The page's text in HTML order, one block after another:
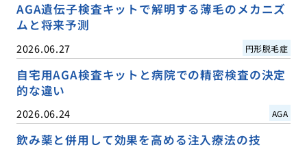
AGA遺伝子検査キットで解明する薄毛のメカニズ
ムと将来予測
2026.06.27 円形脱毛症
自宅用AGA検査キットと病院での精密検査の決定
的な違い
2026.06.24 AGA
飲み薬と併用して効果を高める注入療法の技